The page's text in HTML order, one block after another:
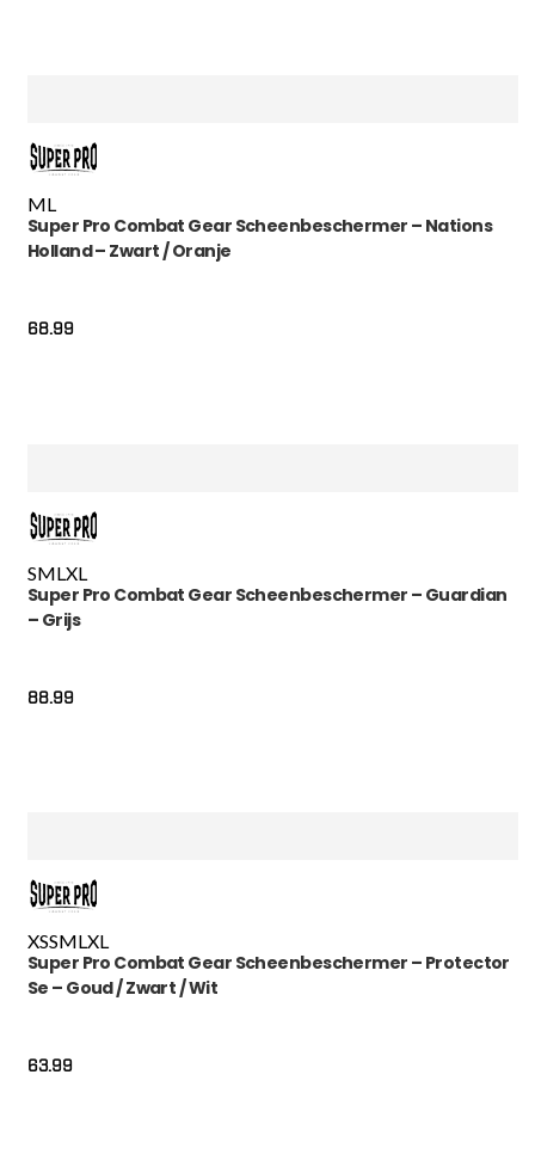
ML
Super Pro Combat Gear Scheenbeschermer – Nations
Holland – Zwart / Oranje
68.99
SML XL
Super Pro Combat Gear Scheenbeschermer – Guardian
– Grijs
88.99
XSSMLXL
Super Pro Combat Gear Scheenbeschermer – Protector
Se – Goud / Zwart / Wit
63.99